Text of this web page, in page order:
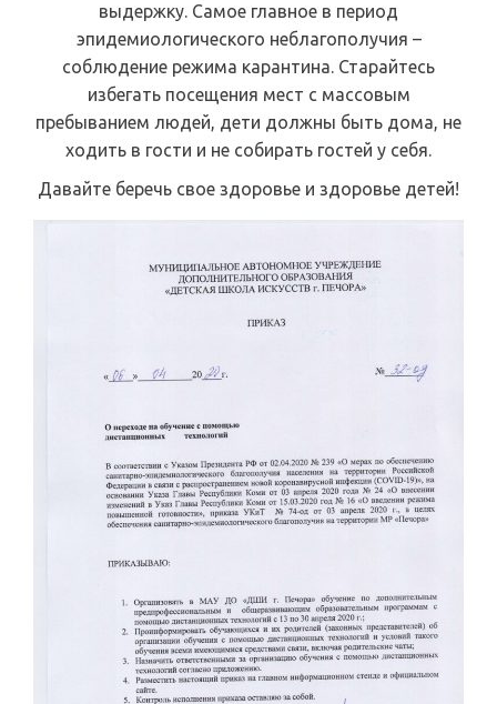
выдержку. Самое главное в период
эпидемиологического неблагополучия –
соблюдение режима карантина. Старайтесь
избегать посещения мест с массовым
пребыванием людей, дети должны быть дома, не
ходить в гости и не собирать гостей у себя.
Давайте беречь свое здоровье и здоровье детей!